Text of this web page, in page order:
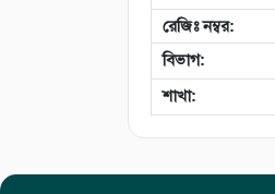
রেজিঃ নম্বর:
বিভাগ:
শাখা: